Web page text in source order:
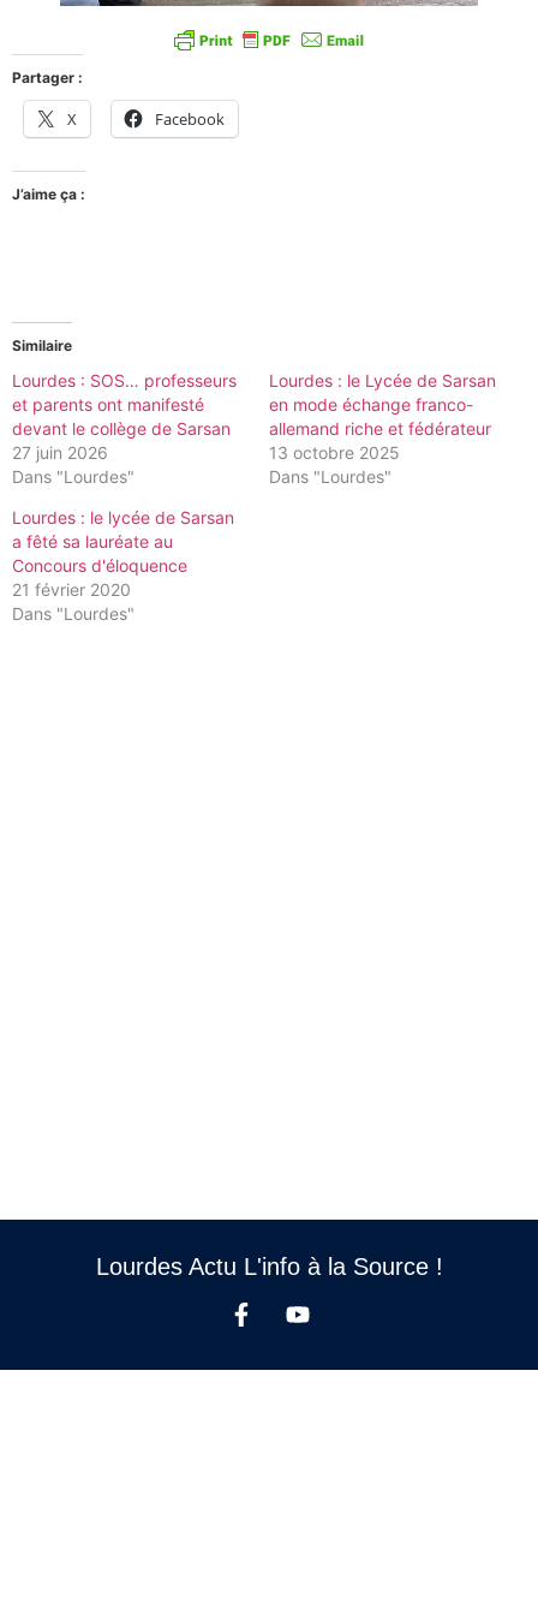
Partager :
X Facebook
J’aime ça :
Similaire
Lourdes : SOS… professeurs
et parents ont manifesté
devant le collège de Sarsan
27 juin 2026
Dans "Lourdes"
Lourdes : le Lycée de Sarsan
en mode échange franco-
allemand riche et fédérateur
13 octobre 2025
Dans "Lourdes"
Lourdes : le lycée de Sarsan
a fêté sa lauréate au
Concours d'éloquence
21 février 2020
Dans "Lourdes"
Lourdes Actu L'info à la Source !